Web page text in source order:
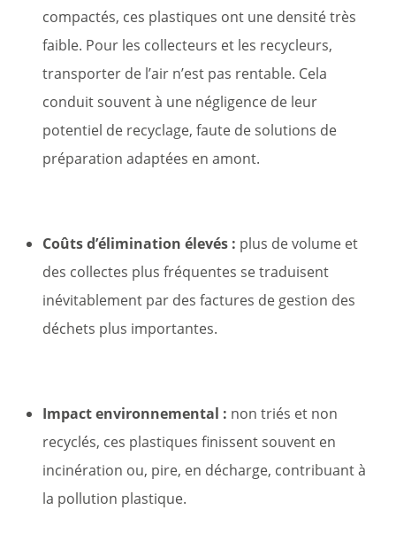
compactés, ces plastiques ont une densité très
faible. Pour les collecteurs et les recycleurs,
transporter de l’air n’est pas rentable. Cela
conduit souvent à une négligence de leur
potentiel de recyclage, faute de solutions de
préparation adaptées en amont.
Coûts d’élimination élevés : plus de volume et
des collectes plus fréquentes se traduisent
inévitablement par des factures de gestion des
déchets plus importantes.
Impact environnemental : non triés et non
recyclés, ces plastiques finissent souvent en
incinération ou, pire, en décharge, contribuant à
la pollution plastique.